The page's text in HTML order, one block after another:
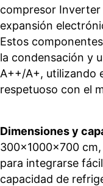
compresor
expansión
Estos
la condensación y
A++/A+, utilizando
respetuoso con el
Dimensiones y
300x1000x700
para integrarse
capacidad de